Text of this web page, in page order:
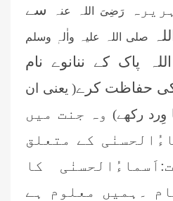
رَضِیَ اللہ عنہ
سے
صلی اللہ علیہ واٰلہٖ وسلم
پاک کے ننانوے نام
حفاظت کرے( یعنی ان
وِرد رکھے)وہ جنت میں
کے متعلق
کا
۔ہمیں معلوم ہے